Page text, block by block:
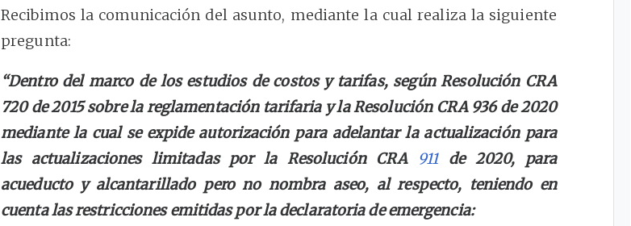
Recibimos la comunicación del asunto, mediante la cual realiza la siguiente
pregunta:
“Dentro del marco de los estudios de costos y tarifas, según Resolución CRA
720 de 2015 sobre la reglamentación tarifaria y la Resolución CRA 936 de 2020
mediante la cual se expide autorización para adelantar la actualización para
las actualizaciones limitadas por la Resolución CRA 911de 2020, para
acueducto y alcantarillado pero no nombra aseo, al respecto, teniendo en
cuenta las restricciones emitidas por la declaratoria de emergencia: